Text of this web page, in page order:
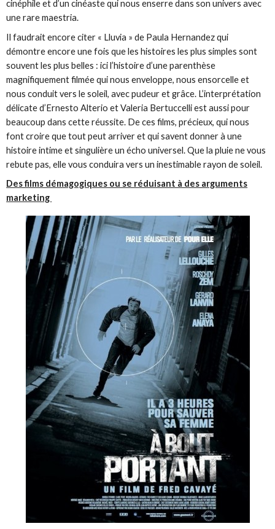
cinéphile et d’un cinéaste qui nous enserre dans son univers avec
une rare maestria.
Il faudrait encore citer « Lluvia » de Paula Hernandez qui
démontre encore une fois que les histoires les plus simples sont
souvent les plus belles : ici l’histoire d’une parenthèse
magnifiquement filmée qui nous enveloppe, nous ensorcelle et
nous conduit vers le soleil, avec pudeur et grâce. L’interprétation
délicate d’Ernesto Alterio et Valeria Bertuccelli est aussi pour
beaucoup dans cette réussite. De ces films, précieux, qui nous
font croire que tout peut arriver et qui savent donner à une
histoire intime et singulière un écho universel. Que la pluie ne vous
rebute pas, elle vous conduira vers un inestimable rayon de soleil.
Des films démagogiques ou se réduisant à des arguments
marketing